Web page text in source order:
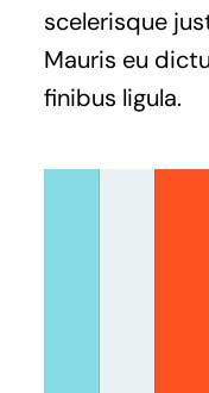
scelerisque
Mauris eu
finibus ligula.